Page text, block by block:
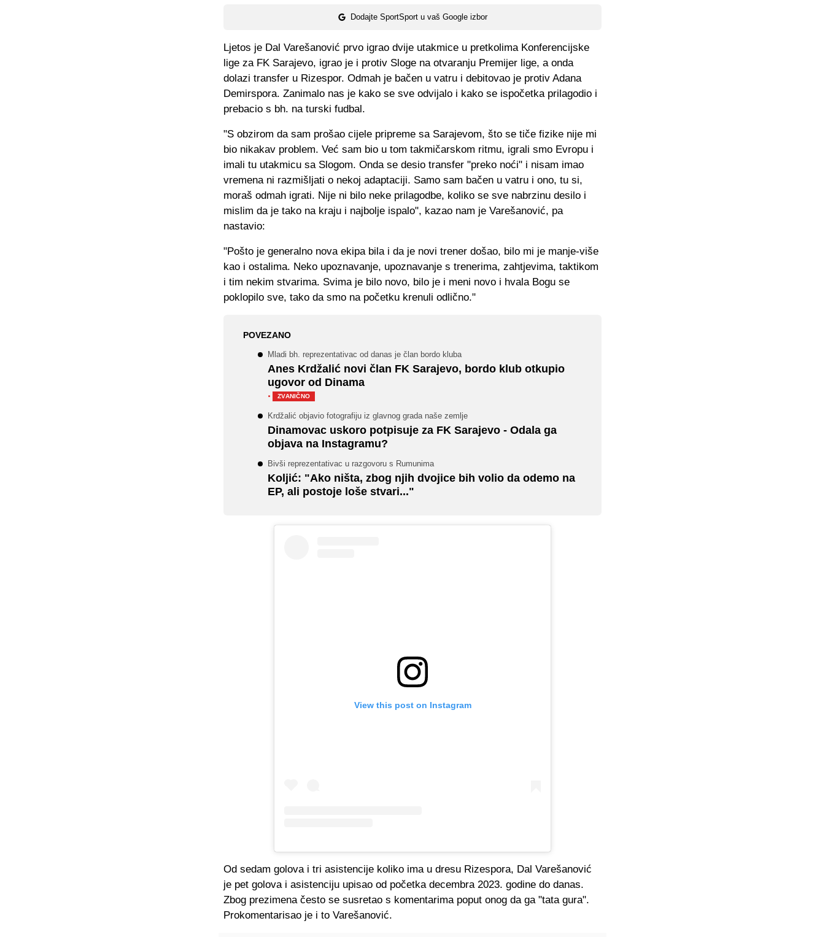
Dodajte SportSport u vaš Google izbor
Ljetos je Dal Varešanović prvo igrao dvije utakmice u pretkolima Konferencijske
lige za FK Sarajevo, igrao je i protiv Sloge na otvaranju Premijer lige, a onda
dolazi transfer u Rizespor. Odmah je bačen u vatru i debitovao je protiv Adana
Demirspora. Zanimalo nas je kako se sve odvijalo i kako se ispočetka prilagodio i
prebacio s bh. na turski fudbal.
"S obzirom da sam prošao cijele pripreme sa Sarajevom, što se tiče fizike nije mi
bio nikakav problem. Već sam bio u tom takmičarskom ritmu, igrali smo Evropu i
imali tu utakmicu sa Slogom. Onda se desio transfer "preko noći" i nisam imao
vremena ni razmišljati o nekoj adaptaciji. Samo sam bačen u vatru i ono, tu si,
moraš odmah igrati. Nije ni bilo neke prilagodbe, koliko se sve nabrzinu desilo i
mislim da je tako na kraju i najbolje ispalo", kazao nam je Varešanović, pa
nastavio:
"Pošto je generalno nova ekipa bila i da je novi trener došao, bilo mi je manje-više
kao i ostalima. Neko upoznavanje, upoznavanje s trenerima, zahtjevima, taktikom
i tim nekim stvarima. Svima je bilo novo, bilo je i meni novo i hvala Bogu se
poklopilo sve, tako da smo na početku krenuli odlično."
POVEZANO
Mladi bh. reprezentativac od danas je član bordo kluba
Anes Krdžalić novi član FK Sarajevo, bordo klub otkupio
ugovor od Dinama
·
ZVANIČNO
Krdžalić objavio fotografiju iz glavnog grada naše zemlje
Dinamovac uskoro potpisuje za FK Sarajevo - Odala ga
objava na Instagramu?
Bivši reprezentativac u razgovoru s Rumunima
Koljić: "Ako ništa, zbog njih dvojice bih volio da odemo na
EP, ali postoje loše stvari..."
View this post on Instagram
Od sedam golova i tri asistencije koliko ima u dresu Rizespora, Dal Varešanović
je pet golova i asistenciju upisao od početka decembra 2023. godine do danas.
Zbog prezimena često se susretao s komentarima poput onog da ga "tata gura".
Prokomentarisao je i to Varešanović.